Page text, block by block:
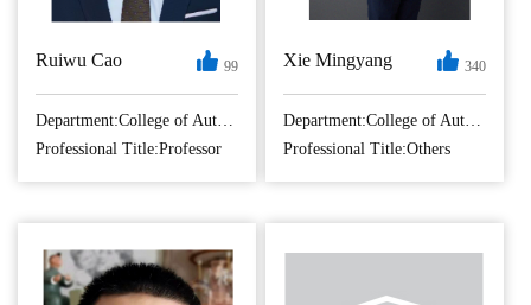
曹瑞武，南京航空
院教授、博士生导
究中心副主任。入
选山东省XXX创新
Ruiwu Cao 99
Professional Title:Professor
【个人简介】 解明
研究员，IEEE高级
业硕士生导师。
Xie Mingyang 340
Department:College of Automation Engineering
Professional Title:Others